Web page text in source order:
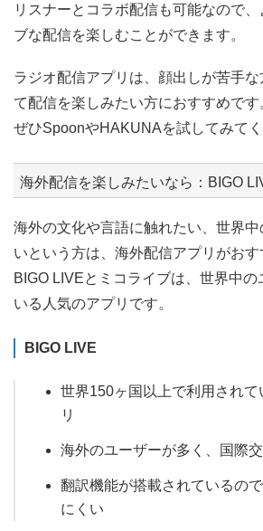
リスナーとコラボ配信も可能なので
ブな配信を楽しむことができます。
ラジオ配信アプリは、顔出しが苦手
て配信を楽しみたい方におすすめです
ぜひSpoonやHAKUNAを試してみてく
海外配信を楽しみたいなら：BIGO
海外の文化や言語に触れたい、世界
いという方は、海外配信アプリがおす
BIGO LIVEとミコライブは、世界中の
いる人気のアプリです。
BIGO LIVE
世界150ヶ国以上で利用され
リ
海外のユーザーが多く、国際
翻訳機能が搭載されているの
にくい